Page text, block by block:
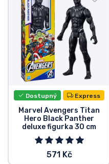
Dostupný Express
Marvel Avengers Titan
Hero Black Panther
deluxe figurka 30 cm
571 Kč
Anime věci
Hráčské věci
Sportovní věci
Hudební věci
Typy produktů